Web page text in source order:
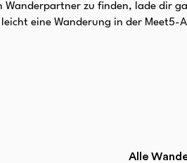
Wanderpartner zu finden, lade dir
eine Wanderung in der
Alle